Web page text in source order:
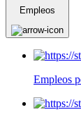
Empleos
Empleos